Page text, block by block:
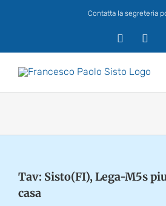
Contatta la segreteria
Tav: Sisto(FI), Lega-M5s
casa